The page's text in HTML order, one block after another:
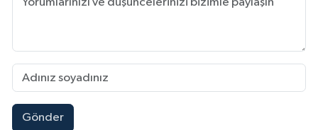
Gönder